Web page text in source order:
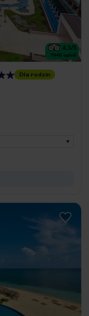
4.3/5
7940 opinii
Dla rodzin